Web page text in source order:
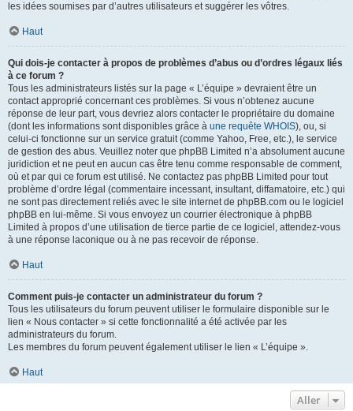
les idées soumises par d’autres utilisateurs et suggérer les vôtres.
Haut
Qui dois-je contacter à propos de problèmes d’abus ou d’ordres légaux liés
à ce forum ?
Tous les administrateurs listés sur la page « L’équipe » devraient être un
contact approprié concernant ces problèmes. Si vous n’obtenez aucune
réponse de leur part, vous devriez alors contacter le propriétaire du domaine
(dont les informations sont disponibles grâce à une requête WHOIS), ou, si
celui-ci fonctionne sur un service gratuit (comme Yahoo, Free, etc.), le service
de gestion des abus. Veuillez noter que phpBB Limited n’a absolument aucune
juridiction et ne peut en aucun cas être tenu comme responsable de comment,
où et par qui ce forum est utilisé. Ne contactez pas phpBB Limited pour tout
problème d’ordre légal (commentaire incessant, insultant, diffamatoire, etc.) qui
ne sont pas directement reliés avec le site internet de phpBB.com ou le logiciel
phpBB en lui-même. Si vous envoyez un courrier électronique à phpBB
Limited à propos d’une utilisation de tierce partie de ce logiciel, attendez-vous
à une réponse laconique ou à ne pas recevoir de réponse.
Haut
Comment puis-je contacter un administrateur du forum ?
Tous les utilisateurs du forum peuvent utiliser le formulaire disponible sur le
lien « Nous contacter » si cette fonctionnalité a été activée par les
administrateurs du forum.
Les membres du forum peuvent également utiliser le lien « L’équipe ».
Haut
Aller